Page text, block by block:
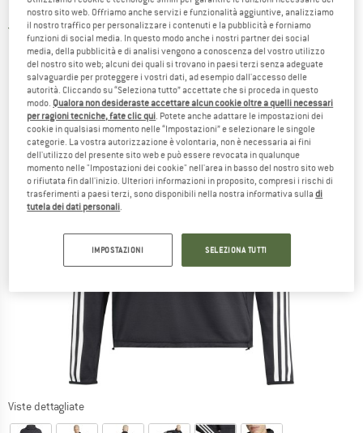
Maglia da corsa
4,0(1)
Viste dettagliate
nostro sito web. Offriamo anche servizi e funzionalità aggiuntive, analizziamo
il nostro traffico per personalizzare i contenuti e la pubblicità e forniamo
funzioni di social media. In questo modo anche i nostri partner dei social
media, della pubblicità e di analisi vengono a conoscenza del vostro utilizzo
del nostro sito web; alcuni dei quali si trovano in paesi terzi senza adeguate
salvaguardie per proteggere i vostri dati, ad esempio dall'accesso delle
autorità. Cliccando su “Seleziona tutto” accettate che si proceda in questo
modo. Qualora non desideraste accettare alcun cookie oltre a quelli necessari
per ragioni tecniche, fate clic qui. Potete anche adattare le impostazioni dei
cookie in qualsiasi momento nelle “Impostazioni” e selezionare le singole
categorie. La vostra autorizzazione è volontaria, non è necessaria ai fini
dell'utilizzo del presente sito web e può essere revocata in qualunque
momento nelle "Impostazioni dei cookie" nell'area in basso del nostro sito web
o rifiutata fin dall'inizio. Ulteriori informazioni in proposito, compresi i rischi di
trasferimenti a paesi terzi, sono disponibili nella nostra informativa sulladi
tutela dei dati personali.
IMPOSTAZIONI SELEZIONA TUTTI